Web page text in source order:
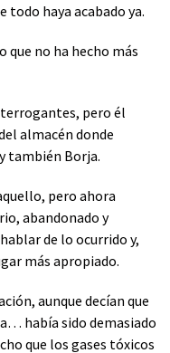
todo haya acabado ya.
no ha hecho más
pero él
almacén donde
también Borja.
pero ahora
abandonado y
de lo ocurrido y,
más apropiado.
aunque decían que
había sido demasiado
que los gases tóxicos